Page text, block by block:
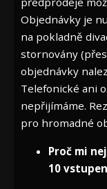
Objednávky je
na pokladně
stornovány
objednávky
Telefonické ani
nepřijímáme.
pro hromadné
Proč mi
10